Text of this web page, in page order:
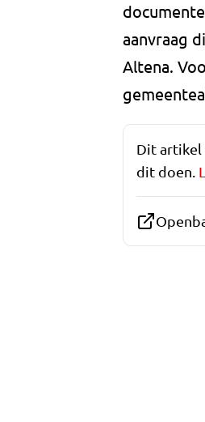
aanvraag
Altena.
Dit artikel
dit doen.